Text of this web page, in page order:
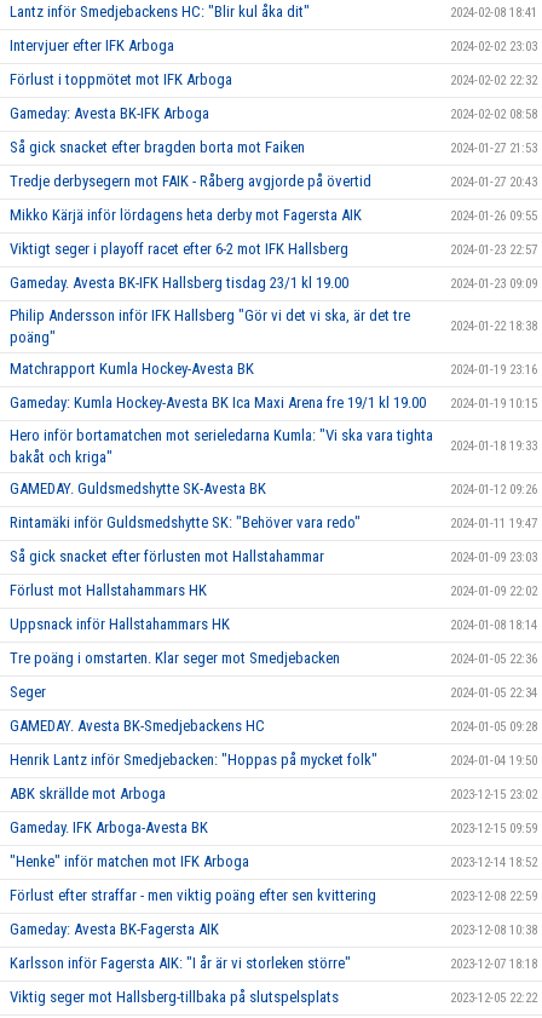
Lantz inför Smedjebackens HC: "Blir kul åka dit" 2024-02-08 18:41
Intervjuer efter IFK Arboga 2024-02-02 23:03
Förlust i toppmötet mot IFK Arboga 2024-02-02 22:32
Gameday: Avesta BK-IFK Arboga 2024-02-02 08:58
Så gick snacket efter bragden borta mot Faiken 2024-01-27 21:53
Tredje derbysegern mot FAIK - Råberg avgjorde på övertid 2024-01-27 20:43
Mikko Kärjä inför lördagens heta derby mot Fagersta AIK 2024-01-26 09:55
Viktigt seger i playoff racet efter 6-2 mot IFK Hallsberg 2024-01-23 22:57
Gameday. Avesta BK-IFK Hallsberg tisdag 23/1 kl 19.00 2024-01-23 09:09
Philip Andersson inför IFK Hallsberg "Gör vi det vi ska, är det tre
poäng"
2024-01-22 18:38
Matchrapport Kumla Hockey-Avesta BK 2024-01-19 23:16
Gameday: Kumla Hockey-Avesta BK Ica Maxi Arena fre 19/1 kl 19.00 2024-01-19 10:15
Hero inför bortamatchen mot serieledarna Kumla: "Vi ska vara tighta
bakåt och kriga"
2024-01-18 19:33
GAMEDAY. Guldsmedshytte SK-Avesta BK 2024-01-12 09:26
Rintamäki inför Guldsmedshytte SK: "Behöver vara redo" 2024-01-11 19:47
Så gick snacket efter förlusten mot Hallstahammar 2024-01-09 23:03
Förlust mot Hallstahammars HK 2024-01-09 22:02
Uppsnack inför Hallstahammars HK 2024-01-08 18:14
Tre poäng i omstarten. Klar seger mot Smedjebacken 2024-01-05 22:36
Seger 2024-01-05 22:34
GAMEDAY. Avesta BK-Smedjebackens HC 2024-01-05 09:28
Henrik Lantz inför Smedjebacken: "Hoppas på mycket folk" 2024-01-04 19:50
ABK skrällde mot Arboga 2023-12-15 23:02
Gameday. IFK Arboga-Avesta BK 2023-12-15 09:59
"Henke" inför matchen mot IFK Arboga 2023-12-14 18:52
Förlust efter straffar - men viktig poäng efter sen kvittering 2023-12-08 22:59
Gameday: Avesta BK-Fagersta AIK 2023-12-08 10:38
Karlsson inför Fagersta AIK: "I år är vi storleken större" 2023-12-07 18:18
Viktig seger mot Hallsberg-tillbaka på slutspelsplats 2023-12-05 22:22